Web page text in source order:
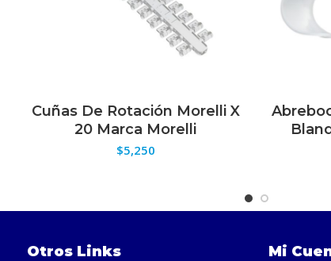
SELECCIONAR OPCIONES
Cuñas De Rotación Morelli X
20 Marca Morelli
$5,250
Otros Links Mi